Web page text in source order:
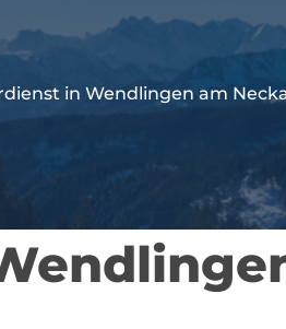
in Wendlingen am